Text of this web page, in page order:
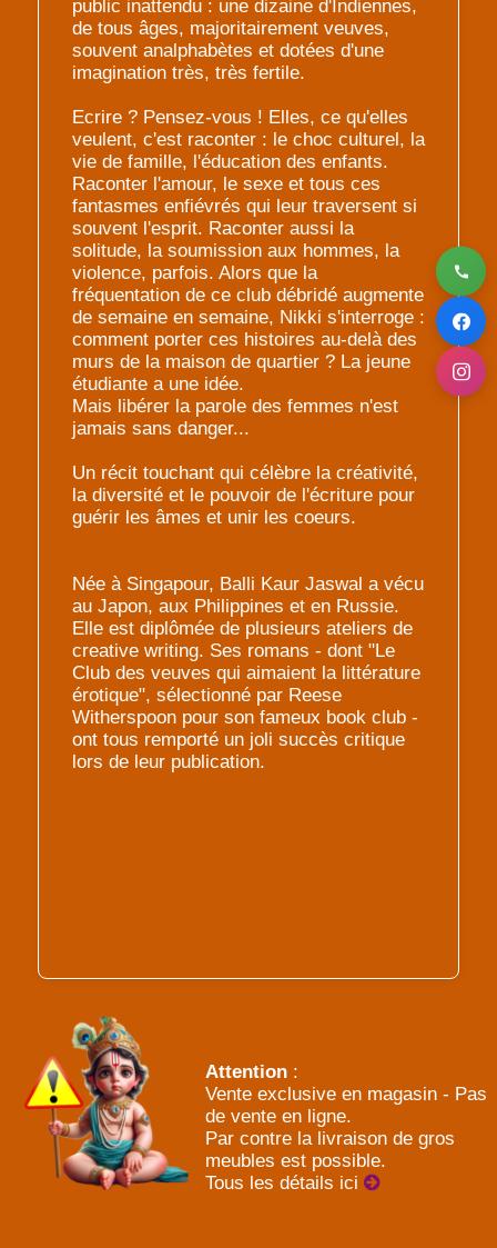
public inattendu : une dizaine d'Indiennes,
de tous âges, majoritairement veuves,
souvent analphabètes et dotées d'une
imagination très, très fertile.
Ecrire ? Pensez-vous ! Elles, ce qu'elles
veulent, c'est raconter : le choc culturel, la
vie de famille, l'éducation des enfants.
Raconter l'amour, le sexe et tous ces
fantasmes enfiévrés qui leur traversent si
souvent l'esprit. Raconter aussi la
solitude, la soumission aux hommes, la
violence, parfois. Alors que la
fréquentation de ce club débridé augmente
de semaine en semaine, Nikki s'interroge :
comment porter ces histoires au-delà des
murs de la maison de quartier ? La jeune
étudiante a une idée.
Mais libérer la parole des femmes n'est
jamais sans danger...
Un récit touchant qui célèbre la créativité,
la diversité et le pouvoir de l'écriture pour
guérir les âmes et unir les coeurs.
Née à Singapour, Balli Kaur Jaswal a vécu
au Japon, aux Philippines et en Russie.
Elle est diplômée de plusieurs ateliers de
creative writing. Ses romans - dont "Le
Club des veuves qui aimaient la littérature
érotique", sélectionné par Reese
Witherspoon pour son fameux book club -
ont tous remporté un joli succès critique
lors de leur publication.
Attention :
Vente exclusive en magasin - Pas
de vente en ligne.
Par contre la livraison de gros
meubles est possible.
Tous les détails ici